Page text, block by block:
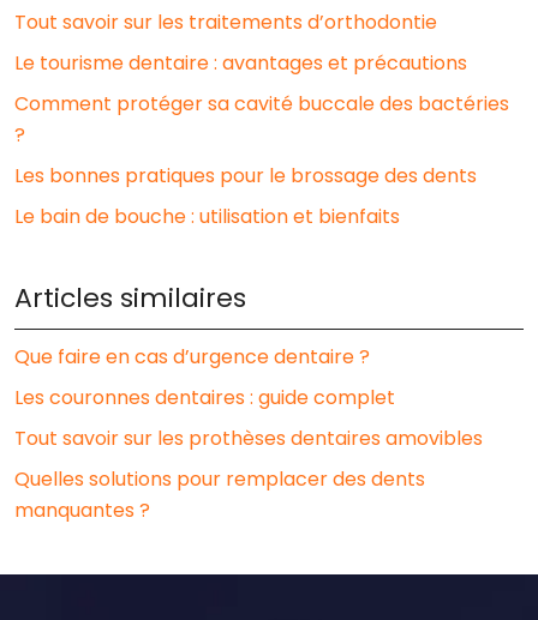
Tout savoir sur les traitements d’orthodontie
Le tourisme dentaire : avantages et précautions
Comment protéger sa cavité buccale des bactéries
?
Les bonnes pratiques pour le brossage des dents
Le bain de bouche : utilisation et bienfaits
Articles similaires
Que faire en cas d’urgence dentaire ?
Les couronnes dentaires : guide complet
Tout savoir sur les prothèses dentaires amovibles
Quelles solutions pour remplacer des dents
manquantes ?